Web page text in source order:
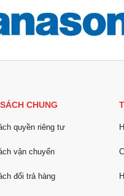
CHUNG
quyền riêng tư
vận chuyển
đổi trả hàng